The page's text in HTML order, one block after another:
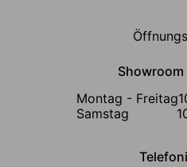
Showroom
Montag - Freitag
Samstag